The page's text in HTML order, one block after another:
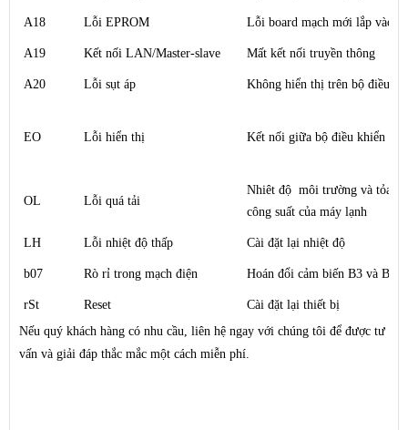
A18 Lỗi EPROM Lỗi board mạch mới lắp vào
A19 Kết nối LAN/Master-slave Mất kết nối truyền thông
A20 Lỗi sụt áp Không hiển thị trên bộ điều
EO Lỗi hiển thị Kết nối giữa bộ điều khiển &
OL Lỗi quá tải
Nhiêt độ môi trường và tỏa
công suất của máy lạnh
LH Lỗi nhiệt độ thấp Cài đặt lại nhiệt độ
b07 Rò rỉ trong mạch điện Hoán đổi cảm biến B3 và B4
rSt Reset
Cài đặt lại thiết bị
Nếu quý khách hàng có nhu cầu, liên hệ ngay với chúng tôi để được tư
vấn và giải đáp thắc mắc một cách miễn phí.